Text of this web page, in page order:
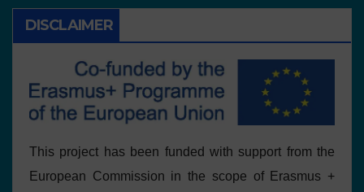
DISCLAIMER
This project has been funded with support from the
European Commission in the scope of Erasmus +